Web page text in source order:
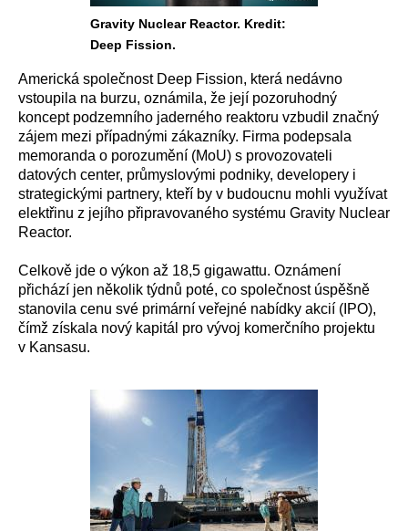
Gravity Nuclear Reactor. Kredit:
Deep Fission.
Americká společnost Deep Fission, která nedávno
vstoupila na burzu, oznámila, že její pozoruhodný
koncept podzemního jaderného reaktoru vzbudil značný
zájem mezi případnými zákazníky. Firma podepsala
memoranda o porozumění (MoU) s provozovateli
datových center, průmyslovými podniky, developery i
strategickými partnery, kteří by v budoucnu mohli využívat
elektřinu z jejího připravovaného systému Gravity Nuclear
Reactor.
Celkově jde o výkon až 18,5 gigawattu. Oznámení
přichází jen několik týdnů poté, co společnost úspěšně
stanovila cenu své primární veřejné nabídky akcií (IPO),
čímž získala nový kapitál pro vývoj komerčního projektu
v Kansasu.